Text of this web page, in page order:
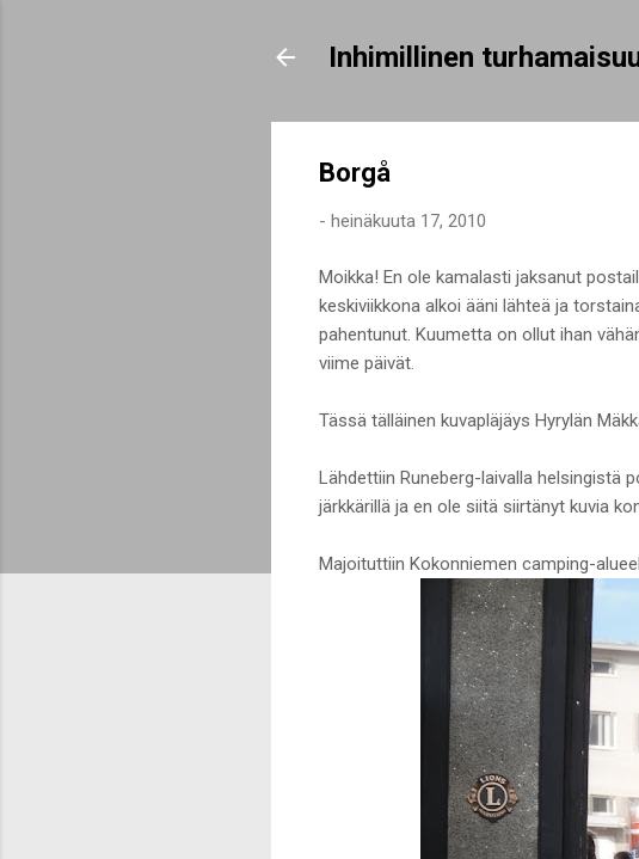
Inhimillinen
Borgå
- heinäkuuta 17, 2010
Moikka! En ole kamalasti jaksanut
keskiviikkona alkoi ääni lähteä ja
pahentunut. Kuumetta on ollut ihan
viime päivät.
Tässä tälläinen kuvapläjäys Hyrylän
Lähdettiin Runeberg-laivalla helsingistä
järkkärillä ja en ole siitä siirtänyt kuvia
Majoituttiin Kokonniemen camping-